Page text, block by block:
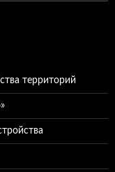
территорий